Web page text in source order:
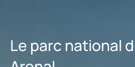
Le parc national